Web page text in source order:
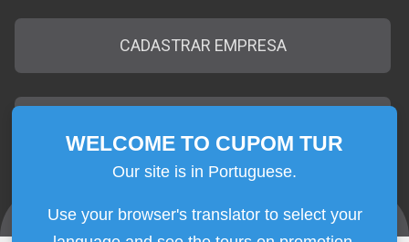
CADASTRAR EMPRESA
Contato |Quem Somos|Termos de Uso
WELCOME TO CUPOM TUR
Use your browser's translator to select your